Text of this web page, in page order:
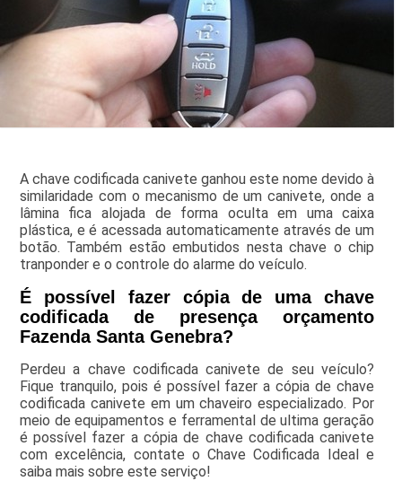
A chave codificada canivete ganhou este nome devido à
similaridade com o mecanismo de um canivete, onde a
lâmina fica alojada de forma oculta em uma caixa
plástica, e é acessada automaticamente através de um
botão. Também estão embutidos nesta chave o chip
tranponder e o controle do alarme do veículo.
É possível fazer cópia de uma chave
codificada de presença orçamento
Fazenda Santa Genebra?
Perdeu a chave codificada canivete de seu veículo?
Fique tranquilo, pois é possível fazer a cópia de chave
codificada canivete em um chaveiro especializado. Por
meio de equipamentos e ferramental de ultima geração
é possível fazer a cópia de chave codificada canivete
com excelência, contate o Chave Codificada Ideal e
saiba mais sobre este serviço!